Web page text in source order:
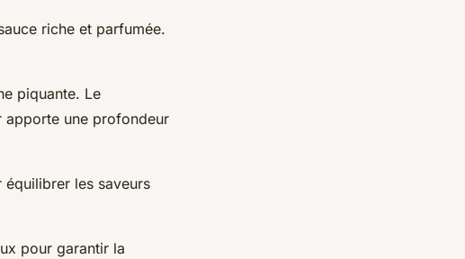
riche et parfumée.
piquante. Le
apporte une profondeur
les saveurs
pour garantir la